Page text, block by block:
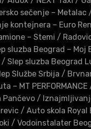
sečenje – Metalac
kontejnera – Euro
– Stemi /
sluzba Beograd – Moj
Slep sluzba Beograd
Službe Srbija /
– MT PERFORMANCE
Pančevo /
/ Auto skola Royal
/ Vodoinstalater